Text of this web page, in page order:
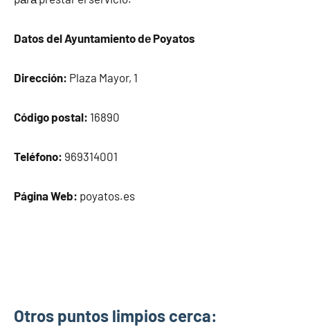
Datos del Ayuntamiento dе Poyatos
Dirección: Plaza Mayor, 1
Código postal: 16890
Teléfono: 969314001
Página Web: poyatos.es
Otros puntos limpios cerca: